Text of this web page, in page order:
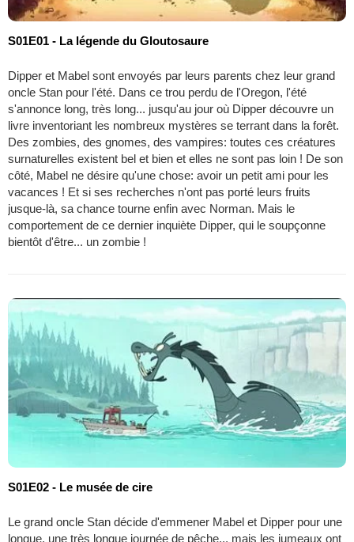
S01E01 - La légende du Gloutosaure
Dipper et Mabel sont envoyés par leurs parents chez leur grand
oncle Stan pour l'été. Dans ce trou perdu de l'Oregon, l'été
s'annonce long, très long... jusqu'au jour où Dipper découvre un
livre inventoriant les nombreux mystères se terrant dans la forêt.
Des zombies, des gnomes, des vampires: toutes ces créatures
surnaturelles existent bel et bien et elles ne sont pas loin ! De son
côté, Mabel ne désire qu'une chose: avoir un petit ami pour les
vacances ! Et si ses recherches n'ont pas porté leurs fruits
jusque-là, sa chance tourne enfin avec Norman. Mais le
comportement de ce dernier inquiète Dipper, qui le soupçonne
bientôt d'être... un zombie !
S01E02 - Le musée de cire
Le grand oncle Stan décide d'emmener Mabel et Dipper pour une
longue, une très longue journée de pêche... mais les jumeaux ont